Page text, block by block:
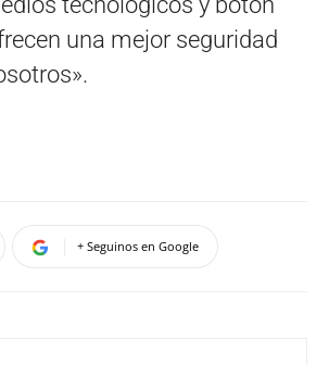
una mejor seguridad
+ Seguinos en Google